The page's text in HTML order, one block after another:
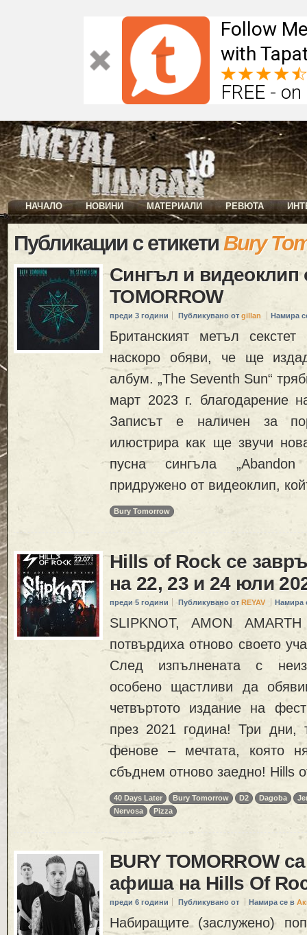
Follow
with
FREE -
НАЧАЛО НОВИНИ МАТЕРИАЛИ РЕВЮТА
Публикации с етикетиBury
Сингъл и видеоклип
TOMORROW
преди 3 години Публикувано от gillan Намира
Британският метъл
наскоро обяви, че ще
албум. „The Seventh Sun“
март 2023 г. благодарение
Записът е наличен за
илюстрира как ще звучи
пусна сингъла
придружено от видеоклип,
Bury Tomorrow
Hills of Rock се
на 22, 23 и 24 юли
преди 5 години Публикувано от REYAV Намира
SLIPKNOT, AMON
потвърдиха отново своето
След изпълнената с
особено щастливи да
четвъртото издание на
през 2021 година! Три дни,
фенове – мечтата, която
сбъднем отново заедно! Hills
40 Days Later Bury Tomorrow D2 Dagoba
Nervosa
Pizza
BURY TOMORROW
афиша на Hills Of
преди 6 години Публикувано от Намира се в
Набиращите (заслужено)